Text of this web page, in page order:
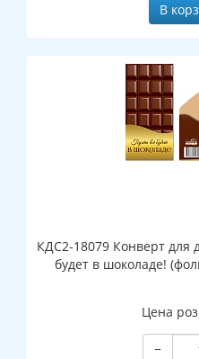
В
КДС2-18079 Конверт для
будет в шоколаде!
Цена
−